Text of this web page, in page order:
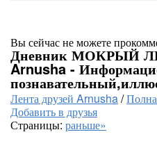
Вы сейчас не можете
Дневник МОКРЫЙ
Arnusha -
Лента друзей Arnusha/
Добавить в друзья
Страницы: раньше»